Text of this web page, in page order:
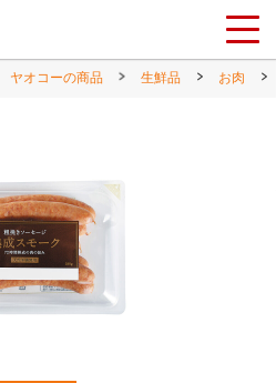
ヤオコーの商品 生鮮品 お肉